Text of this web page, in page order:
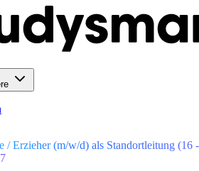
/ Erzieher (m/w/d) als Standortleitung (16 -